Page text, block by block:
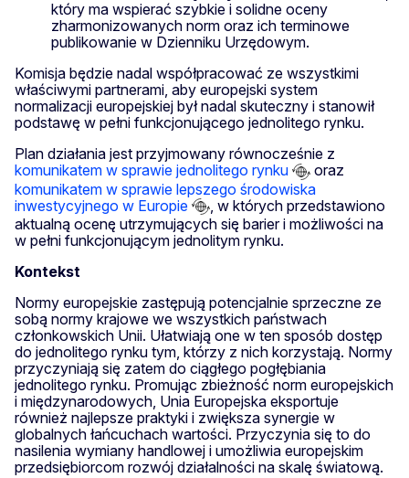
który ma wspierać szybkie i solidne oceny
zharmonizowanych norm oraz ich terminowe
publikowanie w Dzienniku Urzędowym.
Komisja będzie nadal współpracować ze wszystkimi
właściwymi partnerami, aby europejski system
normalizacji europejskiej był nadal skuteczny i stanowił
podstawę w pełni funkcjonującego jednolitego rynku.
Plan działania jest przyjmowany równocześnie z
komunikatem w sprawie jednolitego rynku
oraz
komunikatem w sprawie lepszego środowiska
inwestycyjnego w Europie
, w których przedstawiono
aktualną ocenę utrzymujących się barier i możliwości na
w pełni funkcjonującym jednolitym rynku.
Kontekst
Normy europejskie zastępują potencjalnie sprzeczne ze
sobą normy krajowe we wszystkich państwach
członkowskich Unii. Ułatwiają one w ten sposób dostęp
do jednolitego rynku tym, którzy z nich korzystają. Normy
przyczyniają się zatem do ciągłego pogłębiania
jednolitego rynku. Promując zbieżność norm europejskich
i międzynarodowych, Unia Europejska eksportuje
również najlepsze praktyki i zwiększa synergie w
globalnych łańcuchach wartości. Przyczynia się to do
nasilenia wymiany handlowej i umożliwia europejskim
przedsiębiorcom rozwój działalności na skalę światową.